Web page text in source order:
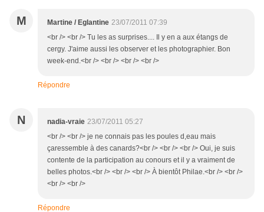
M Martine / Eglantine 23/07/2011 07:39
<br /> <br /> Tu les as surprises.... Il y en a aux étangs de
cergy. J'aime aussi les observer et les photographier. Bon
week-end.<br /> <br /> <br /> <br />
Répondre
N nadia-vraie 23/07/2011 05:27
<br /> <br /> je ne connais pas les poules d,eau mais
çaressemble à des canards?<br /> <br /> <br /> Oui, je suis
contente de la participation au conours et il y a vraiment de
belles photos.<br /> <br /> <br /> À bientôt Philae.<br /> <br />
<br /> <br />
Répondre